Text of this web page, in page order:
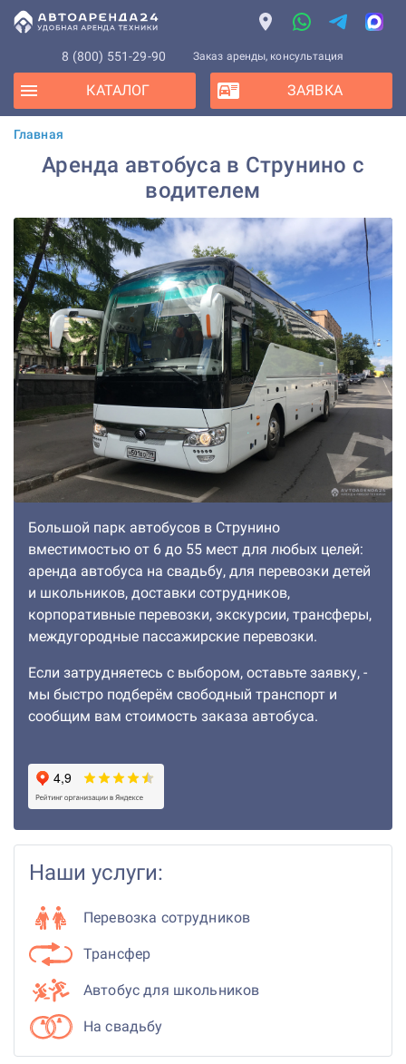
8 (800) 551-29-90 Заказ аренды, консультация
КАТАЛОГ ЗАЯВКА
Главная
Аренда автобуса в Струнино с
водителем
Большой парк автобусов в Струнино
вместимостью от 6 до 55 мест для любых целей:
аренда автобуса на свадьбу, для перевозки детей
и школьников, доставки сотрудников,
корпоративные перевозки, экскурсии, трансферы,
междугородные пассажирские перевозки.
Если затрудняетесь с выбором, оставьте заявку, -
мы быстро подберём свободный транспорт и
сообщим вам стоимость заказа автобуса.
Наши услуги:
Перевозка сотрудников
Трансфер
Автобус для школьников
На свадьбу